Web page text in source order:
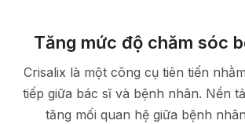
Tăng mức độ chăm sóc
Crisalix là một công cụ tiên tiến
tiếp giữa bác sĩ và bệnh nhân. Nền
tăng mối quan hệ giữa bệnh